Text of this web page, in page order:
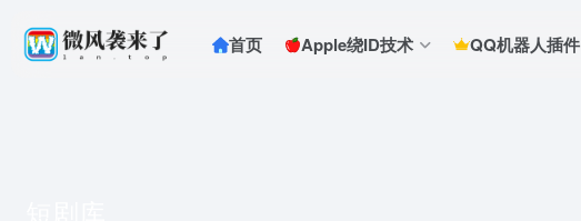
首页 Apple绕ID技术 QQ机器人插件